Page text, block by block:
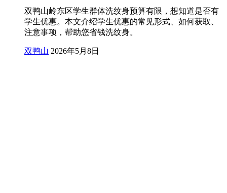
双鸭山岭东区学生群体洗纹身预算有限，想知道是否有
学生优惠。本文介绍学生优惠的常见形式、如何获取、
注意事项，帮助您省钱洗纹身。
双鸭山 2026年5月8日